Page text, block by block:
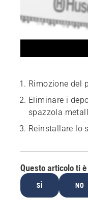
Rimozione del
Eliminare i
spazzola
Reinstallare lo
Questo articolo ti
SÌ NO